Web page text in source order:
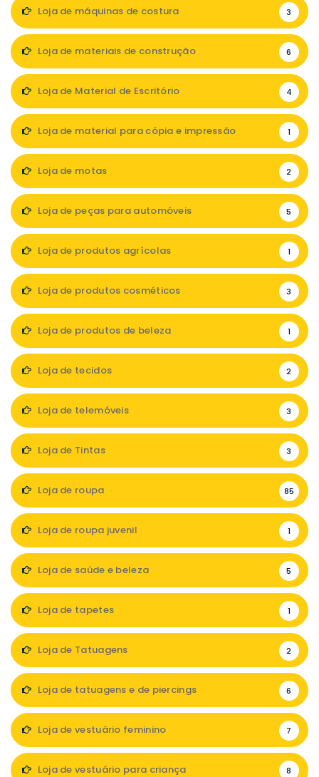
Loja de máquinas de costura 3
Loja de materiais de construção 6
Loja de Material de Escritório 4
Loja de material para cópia e impressão 1
Loja de motas 2
Loja de peças para automóveis 5
Loja de produtos agrícolas 1
Loja de produtos cosméticos 3
Loja de produtos de beleza 1
Loja de tecidos 2
Loja de telemóveis 3
Loja de Tintas 3
Loja de roupa 85
Loja de roupa juvenil 1
Loja de saúde e beleza 5
Loja de tapetes 1
Loja de Tatuagens 2
Loja de tatuagens e de piercings 6
Loja de vestuário feminino 7
Loja de vestuário para criança 8